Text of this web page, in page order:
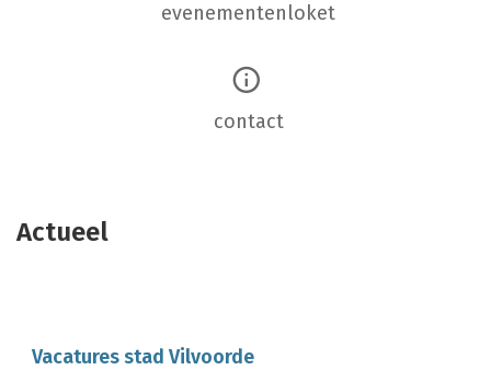
evenementenloket
contact
Actueel
Vacatures stad Vilvoorde